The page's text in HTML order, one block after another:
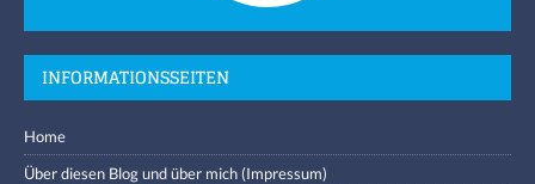
INFORMATIONSSEITEN
Home
Über diesen Blog und über mich (Impressum)